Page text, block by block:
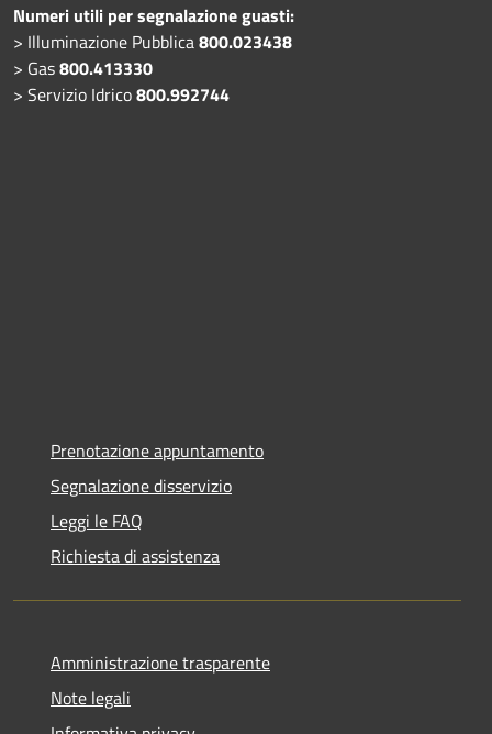
Numeri utili per segnalazione guasti:
> Illuminazione Pubblica800.023438
> Gas800.413330
> Servizio Idrico800.992744
Prenotazione appuntamento
Segnalazione disservizio
Leggi le FAQ
Richiesta di assistenza
Amministrazione trasparente
Note legali